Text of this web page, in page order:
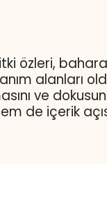
özleri,
alanları
ve
de içerik